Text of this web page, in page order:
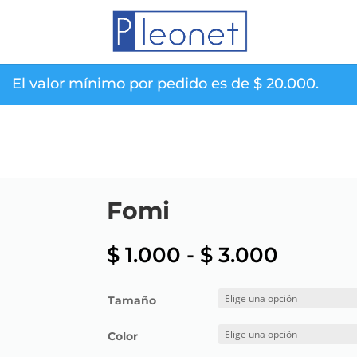
El valor mínimo por pedido es de $ 20.000.
Fomi
$ 1.000 - $ 3.000
precios:
desde
$ 1.000
hasta
Tamaño
Color